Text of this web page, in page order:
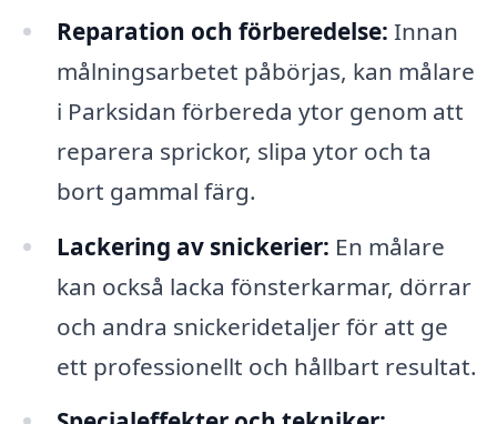
Reparation och förberedelse: Innan
målningsarbetet påbörjas, kan målare
i Parksidan förbereda ytor genom att
reparera sprickor, slipa ytor och ta
bort gammal färg.
Lackering av snickerier: En målare
kan också lacka fönsterkarmar, dörrar
och andra snickeridetaljer för att ge
ett professionellt och hållbart resultat.